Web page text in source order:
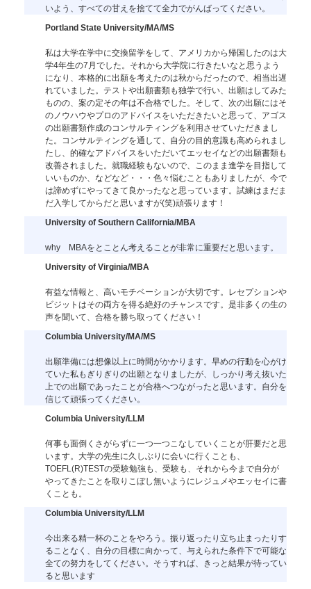
いよう、すべての甘えを捨てて全力でがんばってください。
Portland State University/MA/MS
私は大学在学中に交換留学をして、アメリカから帰国したのは大
学4年生の7月でした。それから大学院に行きたいなと思うよう
になり、本格的に出願を考えたのは秋からだったので、相当出遅
れていました。テストや出願書類も独学で行い、出願はしてみた
ものの、案の定その年は不合格でした。そして、次の出願にはそ
のノウハウやプロのアドバイスをいただきたいと思って、アゴス
の出願書類作成のコンサルティングを利用させていただきまし
た。コンサルティングを通して、自分の目的意識も高められまし
たし、的確なアドバイスをいただいてエッセイなどの出願書類も
改善されました。就職経験もないので、このまま進学を目指して
いいものか、などなど・・・色々悩むこともありましたが、今で
は諦めずにやってきて良かったなと思っています。試練はまだま
だ入学してからだと思いますが(笑)頑張ります！
University of Southern California/MBA
why MBAをとことん考えることが非常に重要だと思います。
University of Virginia/MBA
有益な情報と、高いモチベーションが大切です。レセプションや
ビジットはその両方を得る絶好のチャンスです。是非多くの生の
声を聞いて、合格を勝ち取ってください！
Columbia University/MA/MS
出願準備には想像以上に時間がかかります。早めの行動を心がけ
ていた私もぎりぎりの出願となりましたが、しっかり考え抜いた
上での出願であったことが合格へつながったと思います。自分を
信じて頑張ってください。
Columbia University/LLM
何事も面倒くさがらずに一つ一つこなしていくことが肝要だと思
います。大学の先生に久しぶりに会いに行くことも、
TOEFL(R)TESTの受験勉強も、受験も、それから今まで自分が
やってきたことを取りこぼし無いようにレジュメやエッセイに書
くことも。
Columbia University/LLM
今出来る精一杯のことをやろう。振り返ったり立ち止まったりす
ることなく、自分の目標に向かって、与えられた条件下で可能な
全ての努力をしてください。そうすれば、きっと結果が待ってい
ると思います